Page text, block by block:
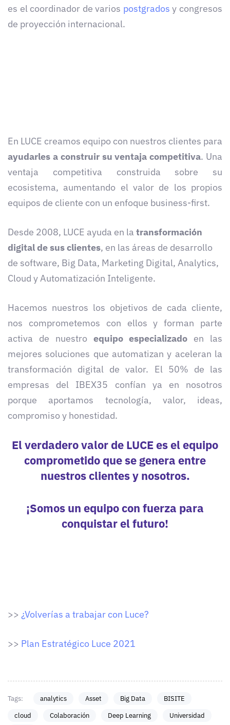
es el coordinador de varios postgrados y congresos
de proyección internacional.
En LUCE creamos equipo con nuestros clientes para
ayudarles a construir su ventaja competitiva. Una
ventaja competitiva construida sobre su
ecosistema, aumentando el valor de los propios
equipos de cliente con un enfoque business-first.
Desde 2008, LUCE ayuda en la transformación
digital de sus clientes, en las áreas de desarrollo
de software, Big Data, Marketing Digital, Analytics,
Cloud y Automatización Inteligente.
Hacemos nuestros los objetivos de cada cliente,
nos comprometemos con ellos y forman parte
activa de nuestro equipo especializado en las
mejores soluciones que automatizan y aceleran la
transformación digital de valor. El 50% de las
empresas del IBEX35 confían ya en nosotros
porque aportamos tecnología, valor, ideas,
compromiso y honestidad.
El verdadero valor de LUCE es el equipo
comprometido que se genera entre
nuestros clientes y nosotros.
¡Somos un equipo con fuerza para
conquistar el futuro!
>> ¿Volverías a trabajar con Luce?
>> Plan Estratégico Luce 2021
Tags: analytics Asset Big Data
BISITE
cloud
Colaboración Deep Learning Universidad